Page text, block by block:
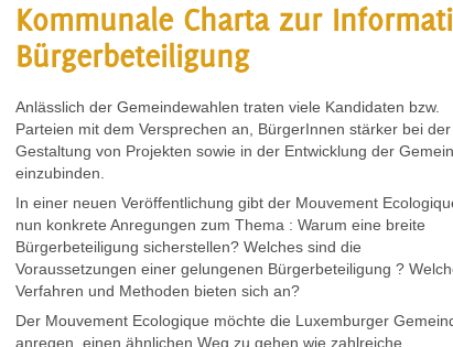
Kommunale Charta zur
Bürgerbeteiligung
Anlässlich der Gemeindewahlen traten viele Kandidaten bzw.
Parteien mit dem Versprechen an, BürgerInnen stärker bei der
Gestaltung von Projekten sowie in der Entwicklung der
einzubinden.
In einer neuen Veröffentlichung gibt der Mouvement
nun konkrete Anregungen zum Thema : Warum eine breite
Bürgerbeteiligung sicherstellen? Welches sind die
Voraussetzungen einer gelungenen Bürgerbeteiligung ?
Verfahren und Methoden bieten sich an?
Der Mouvement Ecologique möchte die Luxemburger
anregen, einen ähnlichen Weg zu gehen wie zahlreiche